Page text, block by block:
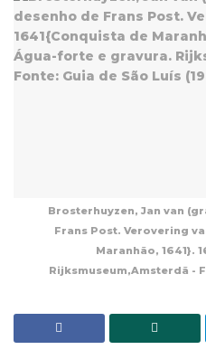
Brosterhuyzen, Jan van
Frans Post. Verovering
Maranhão, 1641}.
Rijksmuseum,Amsterdã -